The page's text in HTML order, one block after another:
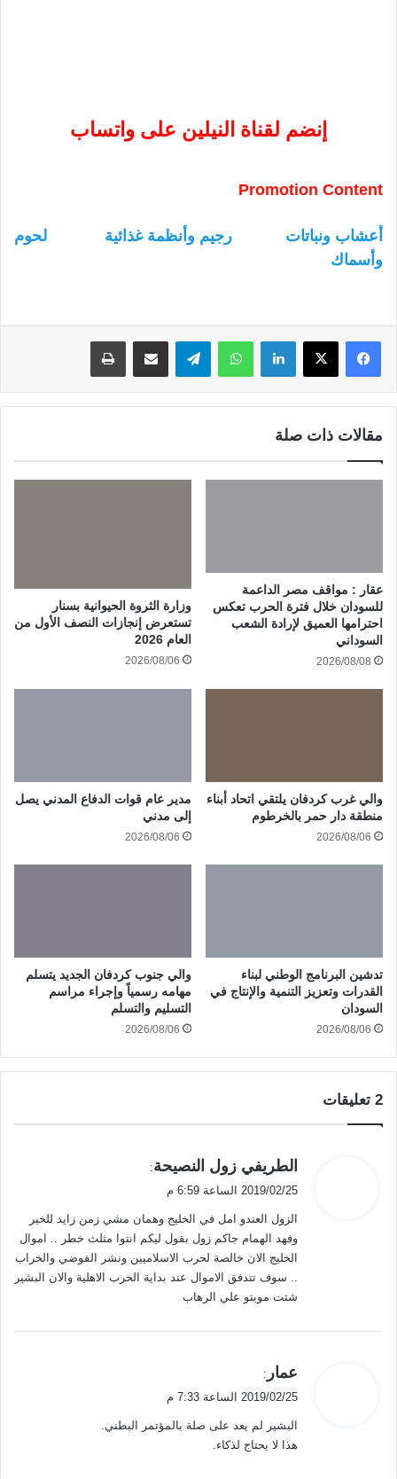
إنضم لقناة النيلين على واتساب
Promotion Content
أعشاب ونباتات رجيم وأنظمة غذائية
لحوم
وأسماك
لينكدإن واتساب
مقالات ذات صلة
عقار : مواقف مصر الداعمة
للسودان خلال فترة الحرب تعكس
احترامها العميق لإرادة الشعب
السوداني
2026/08/08
وزارة الثروة الحيوانية بسنار
تستعرض إنجازات النصف الأول من
العام 2026
2026/08/06
والي غرب كردفان يلتقي اتحاد أبناء
منطقة دار حمر بالخرطوم
2026/08/06
مدير عام قوات الدفاع المدني يصل
إلى مدني
2026/08/06
تدشين البرنامج الوطني لبناء
القدرات وتعزيز التنمية والإنتاج في
السودان
2026/08/06
والي جنوب كردفان الجديد يتسلم
مهامه رسمياً وإجراء مراسم
التسليم والتسلم
2026/08/06
‫2 تعليقات
ي
ل
الطريفي زول النصيحة:
2019/02/25 الساعة 6:59 م
الزول العندو امل في الخليج وهمان مشي زمن زايد للخير
وفهد الهمام جاكم زول بقول ليكم انتوا مثلث خطر .. اموال
الخليج الان خالصة لحرب الاسلاميين ونشر الفوضي والخراب
.. سوف تتدفق الاموال عند بداية الحرب الاهلية والان البشير
شتت مويتو علي الرهاب
ي
ل
عمار :
2019/02/25 الساعة 7:33 م
البشير لم يعد على صلة بالمؤتمر البطني.
هذا لا يحتاج لذكاء.